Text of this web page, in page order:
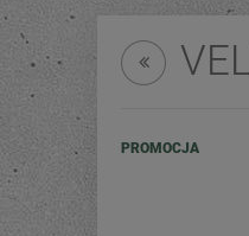
PROMOCJA